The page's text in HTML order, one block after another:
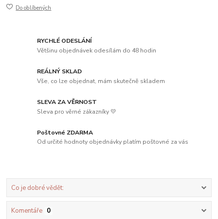
Do oblíbených
RYCHLÉ ODESLÁNÍ
Většinu objednávek odesílám do 48 hodin
REÁLNÝ SKLAD
Vše, co lze objednat, mám skutečně skladem
SLEVA ZA VĚRNOST
Sleva pro věrné zákazníky 💛
Poštovné ZDARMA
Od určité hodnoty objednávky platím poštovné za vás
Co je dobré vědět:
Komentáře 0